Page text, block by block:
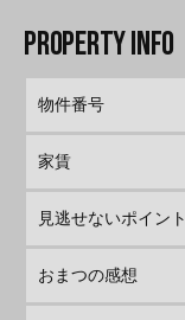
物件番号
家賃
見逃せないポイント
おまつの感想